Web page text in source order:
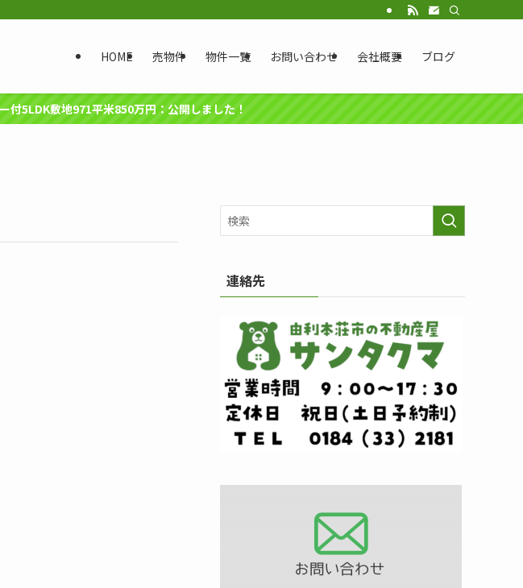
HOME 売物件 物件一覧 お問い合わせ 会社概要 ブログ
5LDK敷地971平米850万円：公開しました！
連絡先